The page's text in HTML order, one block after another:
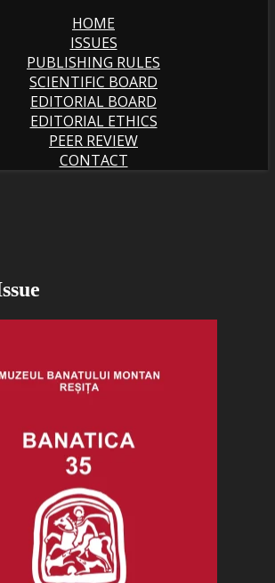
HOME
ISSUES
PUBLISHING RULES
SCIENTIFIC BOARD
EDITORIAL BOARD
EDITORIAL ETHICS
PEER REVIEW
CONTACT